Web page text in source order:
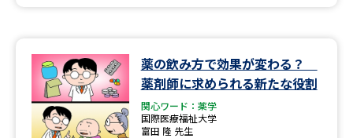
薬の飲み方で効果が変わる？
薬剤師に求められる新たな役割
関心ワード：薬学
国際医療福祉大学
富田 隆 先生